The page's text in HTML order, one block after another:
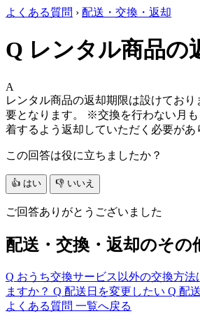
よくある質問 › 配送・交換・返却
Q レンタル商品の
A
レンタル商品の返却期限は設けてお
要となります。
※交換を行わない月も
着するよう返却していただく必要が
この回答は役に立ちましたか？
👍 はい 👎 いいえ
ご回答ありがとうございました
配送・交換・返却のその
Q おうち交換サービス以外の交換方法
ますか？ Q 配送日を変更したい Q 配
よくある質問 一覧へ戻る